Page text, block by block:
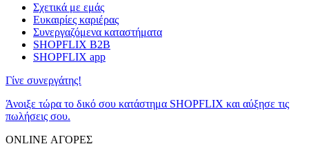
Σχετικά με εμάς
Ευκαιρίες καριέρας
Συνεργαζόμενα καταστήματα
SHOPFLIX B2B
SHOPFLIX app
Γίνε συνεργάτης!
Άνοιξε τώρα το δικό σου κατάστημα SHOPFLIX και αύξησε τις
πωλήσεις σου.
ONLINE ΑΓΟΡΕΣ